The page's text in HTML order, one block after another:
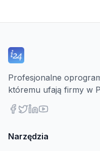
Profesjonalne
któremu ufają firmy w
Narzędzia